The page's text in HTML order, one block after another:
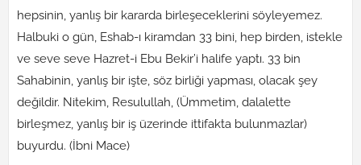
hepsinin, yanlış bir kararda birleşeceklerini söyleyemez.
Halbuki o gün, Eshab-ı kiramdan 33 bini, hep birden, istekle
ve seve seve Hazret-i Ebu Bekir’i halife yaptı. 33 bin
Sahabinin, yanlış bir işte, söz birliği yapması, olacak şey
değildir. Nitekim, Resulullah, (Ümmetim, dalalette
birleşmez, yanlış bir iş üzerinde ittifakta bulunmazlar)
buyurdu. (İbni Mace)